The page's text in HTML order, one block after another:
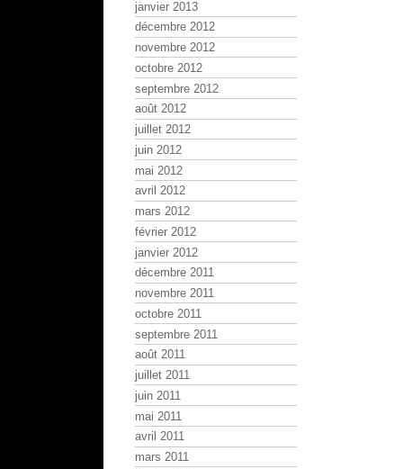
janvier 2013
décembre 2012
novembre 2012
octobre 2012
septembre 2012
août 2012
juillet 2012
juin 2012
mai 2012
avril 2012
mars 2012
février 2012
janvier 2012
décembre 2011
novembre 2011
octobre 2011
septembre 2011
août 2011
juillet 2011
juin 2011
mai 2011
avril 2011
mars 2011